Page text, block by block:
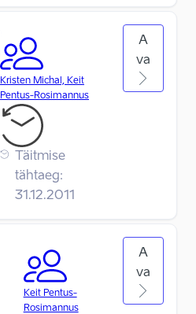
Kristen Michal, Keit
Pentus-Rosimannus
Täitmise
tähtaeg:
31.12.2011
A
va
Keit Pentus-
Rosimannus
A
va